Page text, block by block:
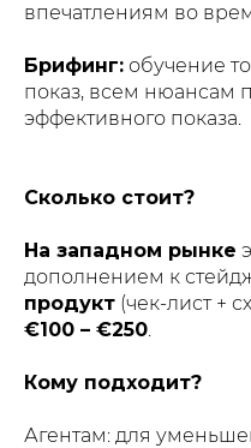
впечатлениям во
Брифинг: обучение
показ, всем нюансам
эффективного показа.
Сколько стоит?
На западном рынке
дополнением к
продукт (чек-лист +
€100 – €250.
Кому подходит?
Агентам: для